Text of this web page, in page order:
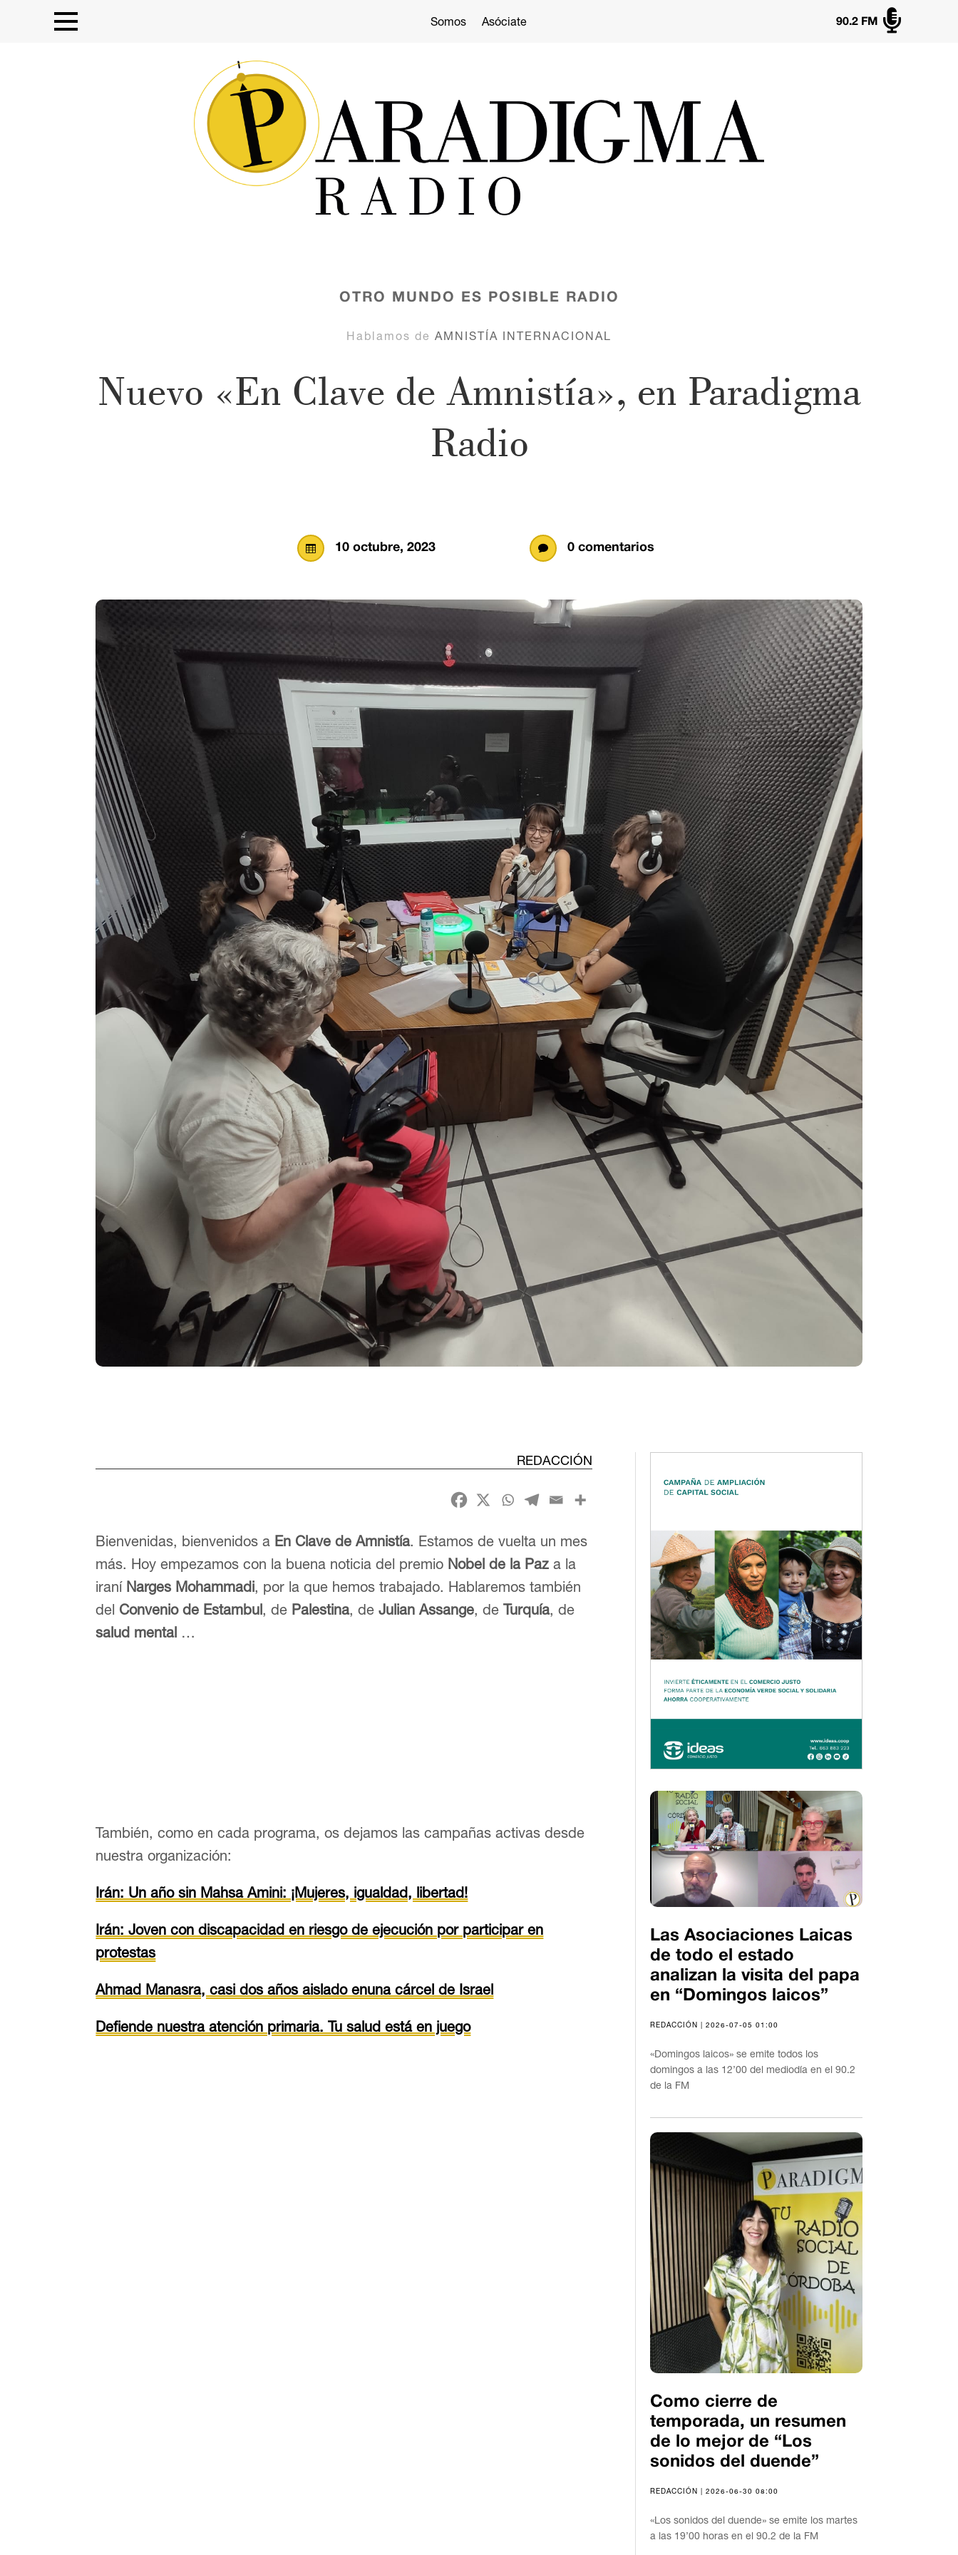
Somos Asóciate 
90.2 FM
OTRO MUNDO ES POSIBLE RADIO
Hablamos de AMNISTÍA INTERNACIONAL
Nuevo «En Clave de Amnistía», en Paradigma
Radio
 10 octubre, 2023  0 comentarios
REDACCIÓN
Bienvenidas, bienvenidos a En Clave de Amnistía. Estamos de vuelta un mes
más. Hoy empezamos con la buena noticia del premio Nobel de la Paz a la
iraní Narges Mohammadi, por la que hemos trabajado. Hablaremos también
del Convenio de Estambul, de Palestina, deJulian Assange, deTurquía, de
salud mental …
También, como en cada programa, os dejamos las campañas activas desde
nuestra organización:
Irán: Un año sin Mahsa Amini: ¡Mujeres, igualdad, libertad!
Irán: Joven con discapacidad en riesgo de ejecución por participar en
protestas
Ahmad Manasra, casi dos años aislado enuna cárcel de Israel
Defiende nuestra atención primaria. Tu salud está en juego
Las Asociaciones Laicas
de todo el estado
analizan la visita del papa
en “Domingos laicos”
REDACCIÓN | 2026-07-05 01:00
«Domingos laicos» se emite todos los
domingos a las 12’00 del mediodía en el 90.2
de la FM
Como cierre de
temporada, un resumen
de lo mejor de “Los
sonidos del duende”
REDACCIÓN | 2026-06-30 08:00
«Los sonidos del duende» se emite los martes
a las 19’00 horas en el 90.2 de la FM